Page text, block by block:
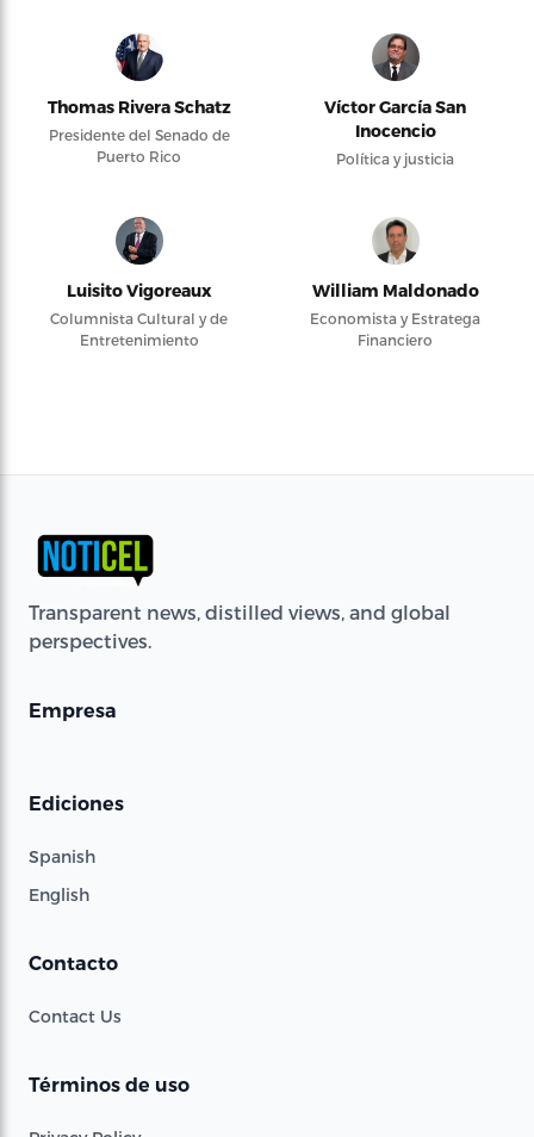
Thomas Rivera Schatz
Presidente del Senado de
Puerto Rico
Víctor García San
Inocencio
Política y justicia
Luisito Vigoreaux
Columnista Cultural y de
Entretenimiento
William Maldonado
Economista y Estratega
Financiero
Transparent news, distilled views, and global
perspectives.
Empresa
Ediciones
Spanish
English
Contacto
Contact Us
Términos de uso